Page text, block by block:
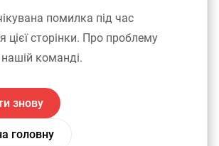
помилка під час
цієї сторінки. Про проблему
команді.
знову
головну